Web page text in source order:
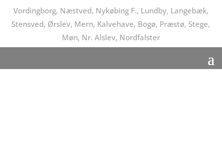
Vordingborg, Næstved, Nykøbing F., Lundby, Langebæk,
Stensved, Ørslev, Mern, Kalvehave, Bogø, Præstø, Stege,
Møn, Nr. Alslev, Nordfalster